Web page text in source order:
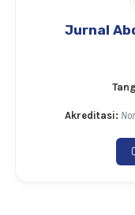
Jurnal
Akreditasi: